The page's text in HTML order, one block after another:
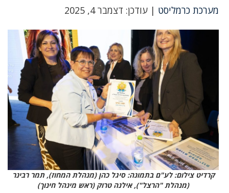
מערכת כרמליסט | עודכן: דצמבר 4, 2025
קרדיט צילום: לע"ם בתמונה: סיגל כהן (מנהלת המחוז), תמר רבינר
(מנהלת "הרצל"), אילנה טרוק (ראש מינהל חינוך)